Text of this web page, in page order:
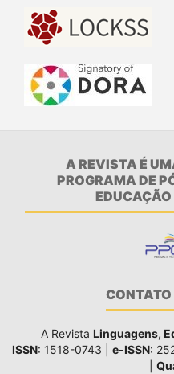
A REVISTA É
PROGRAMA DE
CONTATO
A Revista Linguagens,
ISSN: 1518-0743 | e-ISSN: